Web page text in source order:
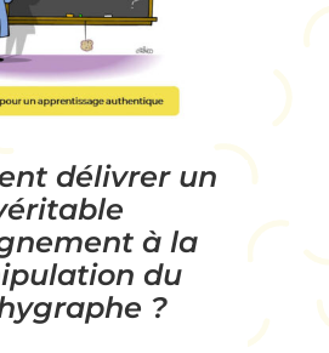
délivrer un
à la
du
?